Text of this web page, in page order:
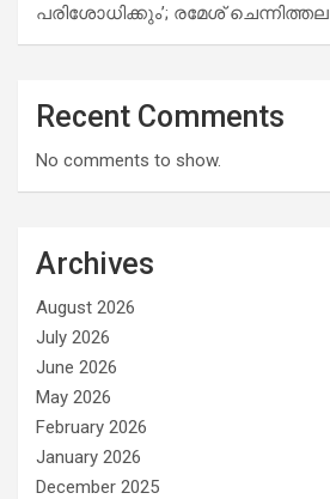
പരിശോധിക്കും’; രമേശ് ചെന്നിത്തല
Recent Comments
No comments to show.
Archives
August 2026
July 2026
June 2026
May 2026
February 2026
January 2026
December 2025